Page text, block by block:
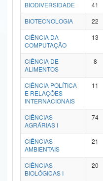
Advocacia-Geral da União
Banco Central do Brasil
BIODIVERSIDADE 41
BIOTECNOLOGIA
22
CIÊNCIA DA
COMPUTAÇÃO
13
CIÊNCIA DE
ALIMENTOS
8
CIÊNCIA POLÍTICA
E RELAÇÕES
INTERNACIONAIS
11
CIÊNCIAS
AGRÁRIAS I
74
CIÊNCIAS
AMBIENTAIS
21
CIÊNCIAS
BIOLÓGICAS I
20